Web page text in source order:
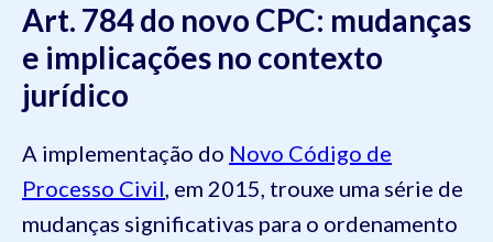
Art. 784 do novo CPC: mudanças
e implicações no contexto
jurídico
A implementação do Novo Código de
Processo Civil, em 2015, trouxe uma série de
mudanças significativas para o ordenamento